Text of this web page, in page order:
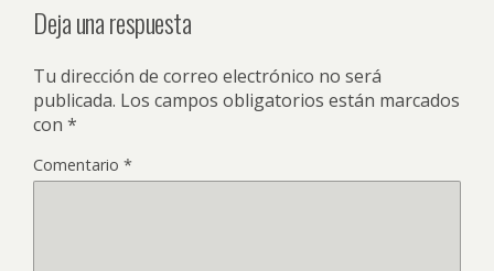
Deja una respuesta
Tu dirección de correo electrónico no será
publicada. Los campos obligatorios están marcados
con *
Comentario *